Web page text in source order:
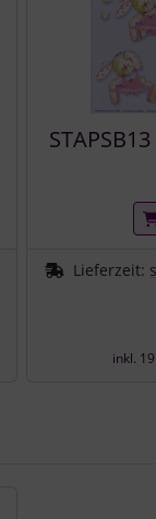
Lieferzeit:
inkl.